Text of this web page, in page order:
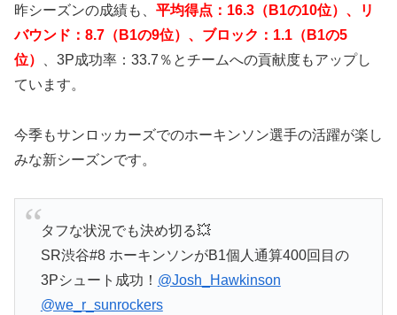
昨シーズンの成績も、 平均得点：16.3（B1の10位）、リ
バウンド：8.7（B1の9位）、ブロック：1.1（B1の5
位）
、3P成功率：33.7％とチームへの貢献度もアップし
ています。
今季もサンロッカーズでのホーキンソン選手の活躍が楽し
みな新シーズンです。
タフな状況でも決め切る💥
SR渋谷#8 ホーキンソンがB1個人通算400回目の
3Pシュート成功！ @Josh_Hawkinson
@we_r_sunrockers